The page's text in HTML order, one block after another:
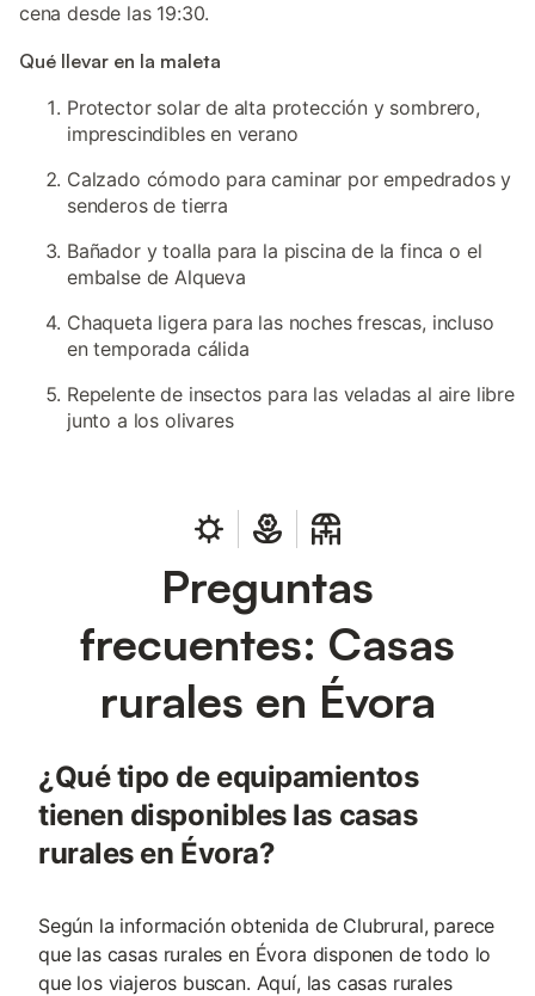
cena desde las 19:30.
Qué llevar en la maleta
Protector solar de alta protección y sombrero,
imprescindibles en verano
Calzado cómodo para caminar por empedrados y
senderos de tierra
Bañador y toalla para la piscina de la finca o el
embalse de Alqueva
Chaqueta ligera para las noches frescas, incluso
en temporada cálida
Repelente de insectos para las veladas al aire libre
junto a los olivares
Preguntas
frecuentes: Casas
rurales en Évora
¿Qué tipo de equipamientos
tienen disponibles las casas
rurales en Évora?
Según la información obtenida de Clubrural, parece
que las casas rurales en Évora disponen de todo lo
que los viajeros buscan. Aquí, las casas rurales